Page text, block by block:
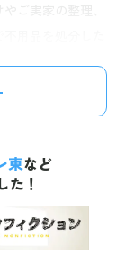
ご実家の整理、
用品を処分した
」といったお悩
括で承ります。
受付のLINE・無
。
東など
た！